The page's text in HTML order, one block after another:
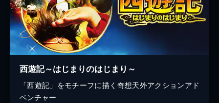
西遊記～はじまりのはじまり～
「西遊記」をモチーフに描く奇想天外アクションアド
ベンチャー